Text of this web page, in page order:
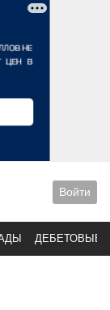
Войти
ДЕБЕТОВЫЕ